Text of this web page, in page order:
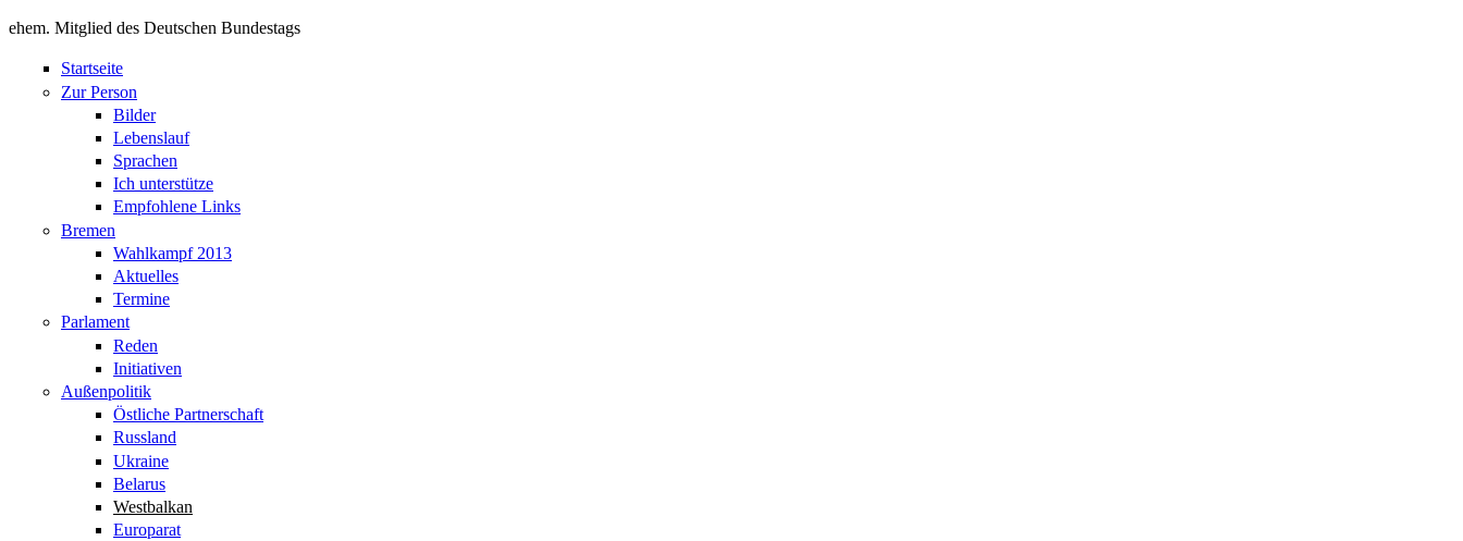
ehem. Mitglied des Deutschen Bundestags
Startseite
Zur Person
Bilder
Lebenslauf
Sprachen
Ich unterstütze
Empfohlene Links
Bremen
Wahlkampf 2013
Aktuelles
Termine
Parlament
Reden
Initiativen
Außenpolitik
Östliche Partnerschaft
Russland
Ukraine
Belarus
Westbalkan
Europarat